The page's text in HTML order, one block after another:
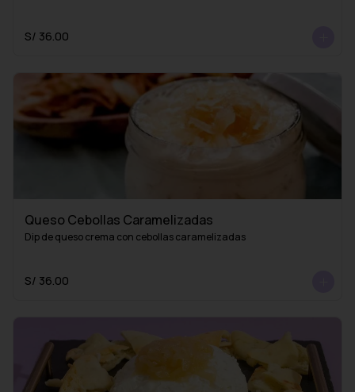
S/ 36.00
Queso Cebollas Caramelizadas
Dip de queso crema con cebollas caramelizadas
S/ 36.00